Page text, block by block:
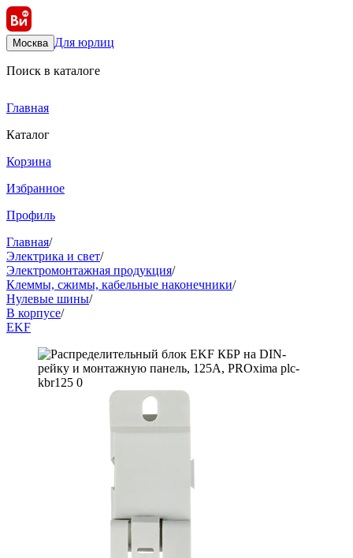
Москва Для юрлиц
Поиск в каталоге
Главная
Каталог
Корзина
Избранное
Профиль
Главная/
Электрика и свет/
Электромонтажная продукция/
Клеммы, сжимы, кабельные наконечники/
Нулевые шины/
В корпусе/
EKF